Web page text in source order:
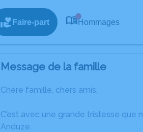
Faire-part Hommages
Message de la famille
Chère famille, chers amis,
C’est avec une grande tristesse
Anduze.